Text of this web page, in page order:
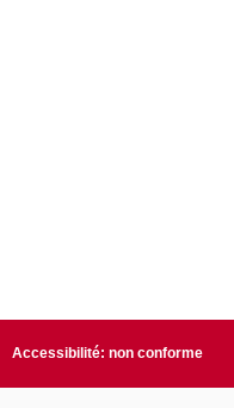
Accessibilité: non conforme